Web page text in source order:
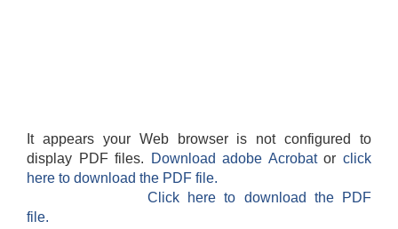
It appears your Web browser is not configured to
display PDF files.
Download adobe Acrobatorclick
here to download the PDF file.
Click here to download the PDF
file.